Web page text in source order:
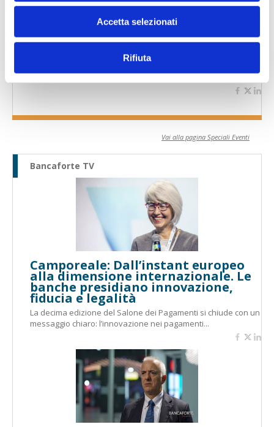
Accetta selezionati
Rifiuta
Il Salone dei Pagamenti 2025
dell’innovazione nei pagamenti
Vai alla pagina Speciali Eventi
Bancaforte TV
Camporeale: Dall’instant europeo
alla dimensione internazionale. Le
banche presidiano innovazione,
fiducia e legalità
La decima edizione del Salone dei Pagamenti si chiude con un
messaggio chiaro: l’innovazione nei pagamenti...